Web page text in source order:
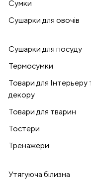
Сумки
Сушарки для овочів
Сушарки для посуду
Термосумки
Товари для Інтерьеру
декору
Товари для тварин
Тостери
Тренажери
Утягуюча білизна